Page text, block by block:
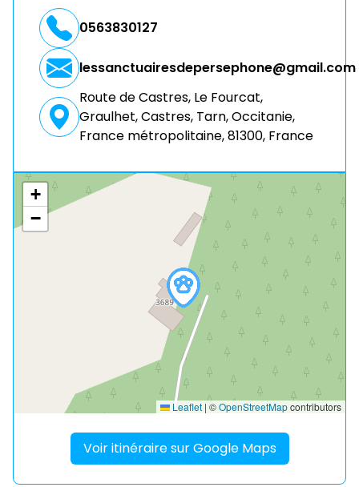
0563830127
lessanctuairesdepersephone@gmail.com
Route de Castres, Le Fourcat,
Graulhet, Castres, Tarn, Occitanie,
France métropolitaine, 81300, France
+
−
Leaflet | ©OpenStreetMapcontributors
Voir itinéraire sur Google Maps